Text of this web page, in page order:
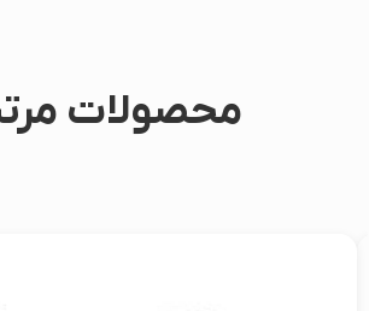
محصولات